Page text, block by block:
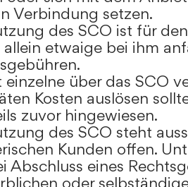
Verbindung setzen.
des SCO ist für den
etwaige bei ihm
über das SCO
Kosten auslösen
zuvor hingewiesen.
des SCO steht
Kunden offen.
Abschluss eines
oder